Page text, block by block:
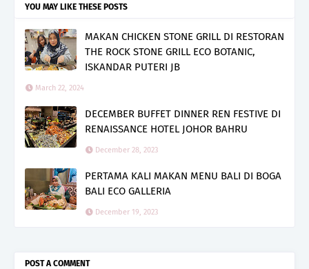
YOU MAY LIKE THESE POSTS
MAKAN CHICKEN STONE GRILL DI RESTORAN
THE ROCK STONE GRILL ECO BOTANIC,
ISKANDAR PUTERI JB
March 22, 2024
DECEMBER BUFFET DINNER REN FESTIVE DI
RENAISSANCE HOTEL JOHOR BAHRU
December 28, 2023
PERTAMA KALI MAKAN MENU BALI DI BOGA
BALI ECO GALLERIA
December 19, 2023
POST A COMMENT